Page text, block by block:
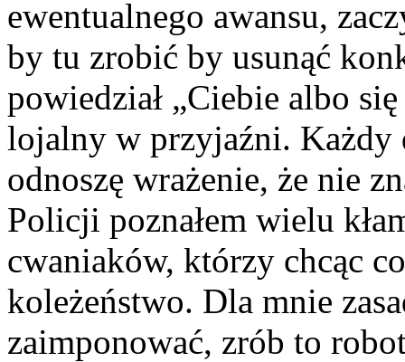
ewentualnego awansu,
by tu zrobić by usunąć
powiedział „Ciebie albo
lojalny w przyjaźni. Każdy
odnoszę wrażenie, że nie
Policji poznałem wielu
cwaniaków, którzy chcąc
koleżeństwo. Dla mnie
zaimponować, zrób to